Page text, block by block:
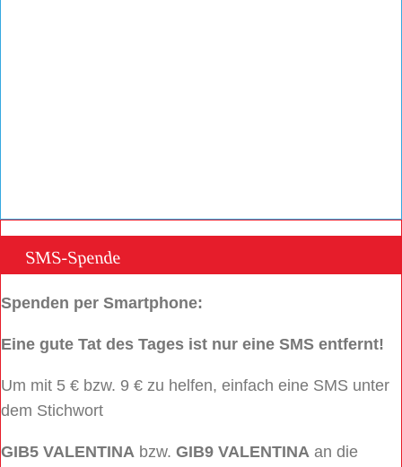
SMS-Spende
Spenden per Smartphone:
Eine gute Tat des Tages ist nur eine SMS entfernt!
Um mit 5 € bzw. 9 € zu helfen, einfach eine SMS unter
dem Stichwort
GIB5 VALENTINA bzw. GIB9 VALENTINA an die